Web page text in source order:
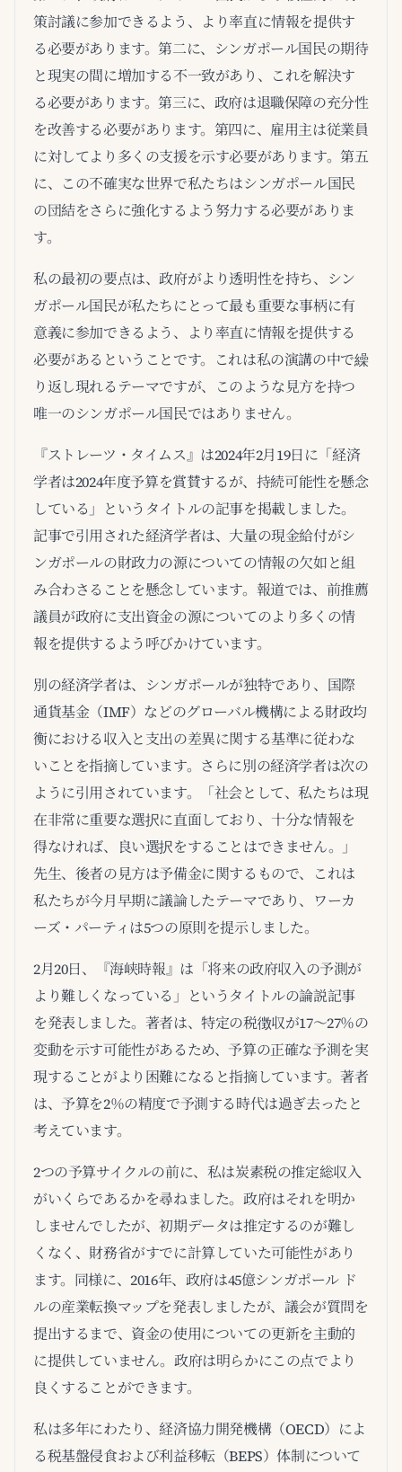
策討議に参加できるよう、より率直に情報を提供す
る必要があります。第二に、シンガポール国民の期待
と現実の間に増加する不一致があり、これを解決す
る必要があります。第三に、政府は退職保障の充分性
を改善する必要があります。第四に、雇用主は従業員
に対してより多くの支援を示す必要があります。第五
に、この不確実な世界で私たちはシンガポール国民
の団結をさらに強化するよう努力する必要がありま
す。
私の最初の要点は、政府がより透明性を持ち、シン
ガポール国民が私たちにとって最も重要な事柄に有
意義に参加できるよう、より率直に情報を提供する
必要があるということです。これは私の演講の中で繰
り返し現れるテーマですが、このような見方を持つ
唯一のシンガポール国民ではありません。
『ストレーツ・タイムス』は2024年2月19日に「経済
学者は2024年度予算を賞賛するが、持続可能性を懸念
している」というタイトルの記事を掲載しました。
記事で引用された経済学者は、大量の現金給付がシ
ンガポールの財政力の源についての情報の欠如と組
み合わさることを懸念しています。報道では、前推薦
議員が政府に支出資金の源についてのより多くの情
報を提供するよう呼びかけています。
別の経済学者は、シンガポールが独特であり、国際
通貨基金（IMF）などのグローバル機構による財政均
衡における収入と支出の差異に関する基準に従わな
いことを指摘しています。さらに別の経済学者は次の
ように引用されています。「社会として、私たちは現
在非常に重要な選択に直面しており、十分な情報を
得なければ、良い選択をすることはできません。」
先生、後者の見方は予備金に関するもので、これは
私たちが今月早期に議論したテーマであり、ワーカ
ーズ・パーティは5つの原則を提示しました。
2月20日、『海峡時報』は「将来の政府収入の予測が
より難しくなっている」というタイトルの論説記事
を発表しました。著者は、特定の税徴収が17～27％の
変動を示す可能性があるため、予算の正確な予測を実
現することがより困難になると指摘しています。著者
は、予算を2％の精度で予測する時代は過ぎ去ったと
考えています。
2つの予算サイクルの前に、私は炭素税の推定総収入
がいくらであるかを尋ねました。政府はそれを明か
しませんでしたが、初期データは推定するのが難し
くなく、財務省がすでに計算していた可能性があり
ます。同様に、2016年、政府は45億シンガポール ド
ルの産業転換マップを発表しましたが、議会が質問を
提出するまで、資金の使用についての更新を主動的
に提供していません。政府は明らかにこの点でより
良くすることができます。
私は多年にわたり、経済協力開発機構（OECD）によ
る税基盤侵食および利益移転（BEPS）体制について